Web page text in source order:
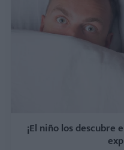
¡El niño los descubre